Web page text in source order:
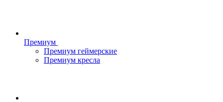
Премиум
Премиум геймерские
Премиум кресла